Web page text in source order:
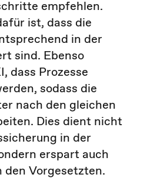
empfehlen.
ist, dass die
in der
sind. Ebenso
dass Prozesse
sodass die
nach den gleichen
Dies dient nicht
in der
erspart auch
Vorgesetzten.